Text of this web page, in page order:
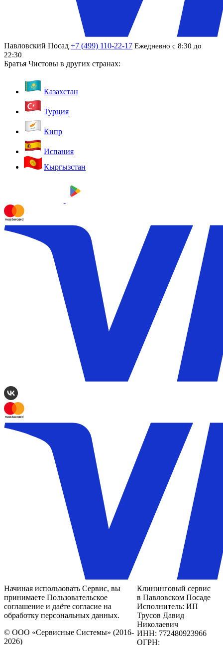
Павловский Посад +7 (499) 110-22-17 Ежедневно с 8:30 до
22:30
Братья Чистовы в других странах:
Казахстан
Турция
Кипр
Испания
Кыргызстан
Начиная использовать Сервис, вы
принимаете Пользовательское
соглашение и даёте согласие на
обработку персональных данных.
© ООО «Сервисные Системы» (2016-
2026)
Клининговый сервис
в Павловском Посаде
Исполнитель: ИП
Трусов Давид
Николаевич
ИНН: 772480923966
ОГРН: